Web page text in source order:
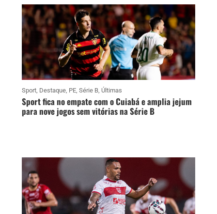
Sport, Destaque, PE, Série B, Últimas
Sport fica no empate com o Cuiabá e amplia jejum
para nove jogos sem vitórias na Série B